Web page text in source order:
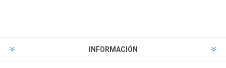
INFORMACIÓN